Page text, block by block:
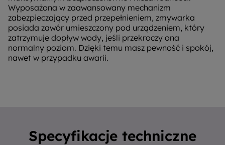
Wyposażona w zaawansowany mechanizm
zabezpieczający przed przepełnieniem, zmywarka
posiada zawór umieszczony pod urządzeniem, który
zatrzymuje dopływ wody, jeśli przekroczy ona
normalny poziom. Dzięki temu masz pewność i spokój,
nawet w przypadku awarii.
Specyfikacje techniczne